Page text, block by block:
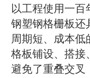
以工程使用一百
钢塑钢格栅板还
周期短、成本低
格板铺设、搭接
避免了重叠交叉